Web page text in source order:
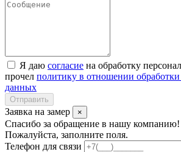
Я даю согласие на обработку
прочел политику в отношении
данных
Отправить
Заявка на замер ×
Спасибо за обращение в нашу компанию!
Пожалуйста, заполните поля.
Телефон для связи